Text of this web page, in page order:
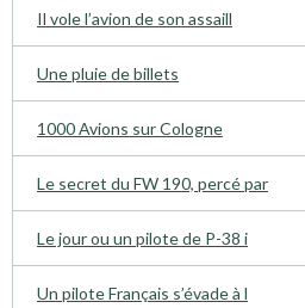
Il vole l’avion de son assaill
Une pluie de billets
1000 Avions sur Cologne
Le secret du FW 190, percé par
Le jour ou un pilote de P-38 i
Un pilote Français s’évade à l